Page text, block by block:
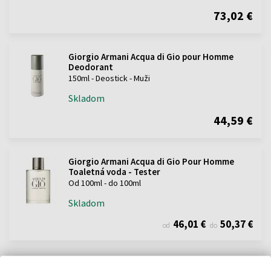
73,02 €
Giorgio Armani Acqua di Gio pour Homme
Deodorant
150ml - Deostick - Muži
Skladom
44,59 €
Giorgio Armani Acqua di Gio Pour Homme
Toaletná voda - Tester
Od 100ml - do 100ml
Skladom
od 46,01 € do 50,37 €